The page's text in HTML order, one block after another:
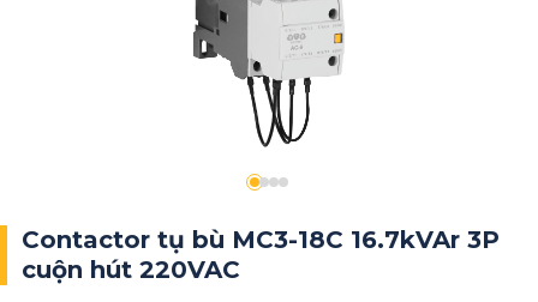
Contactor tụ bù MC3-18C 16.7kVAr 3P
cuộn hút 220VAC